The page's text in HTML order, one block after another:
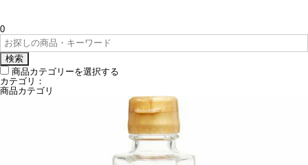
0
検索
商品カテゴリーを選択する
カテゴリ：
商品カテゴリ